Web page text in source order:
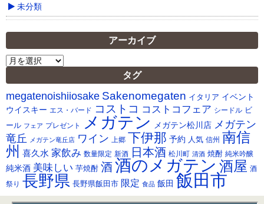
未分類
アーカイブ
ア
カ
イ
ブ
タグ
megatenoishiiosake Sakenomegaten イタリア イベント
ウイスキー エス・バード コストコ コストコフェア シードル ビ
ール フェア プレゼント メガテン メガテン松川店 メガテン
竜丘
メガテン竜丘店 ワイン 上郷 下伊那 予約 人気 信州 南信
州 喜久水 家飲み 数量限定 新酒 日本酒 松川町 清酒 焼酎 純米吟醸
純米酒 美味しい 芋焼酎 酒酒のメガテン 酒屋 酒
祭り 長野県 長野県飯田市 限定 食品 飯田 飯田市